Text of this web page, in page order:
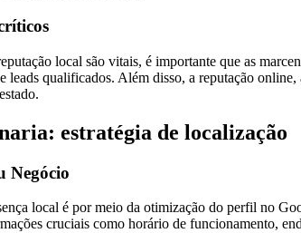
local são vitais, é importante que as
leads qualificados. Além disso, a reputação
estratégia de localização
Negócio
local é por meio da otimização do perfil no
cruciais como horário de funcionamento,